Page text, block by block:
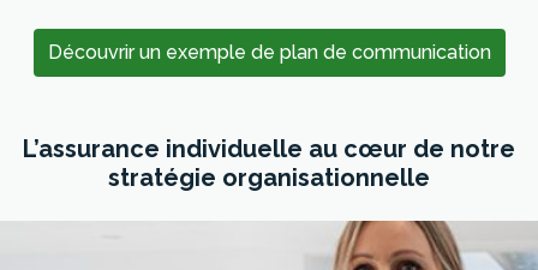
Découvrir un exemple de plan de communication
L’assurance individuelle au cœur de notre
stratégie organisationnelle